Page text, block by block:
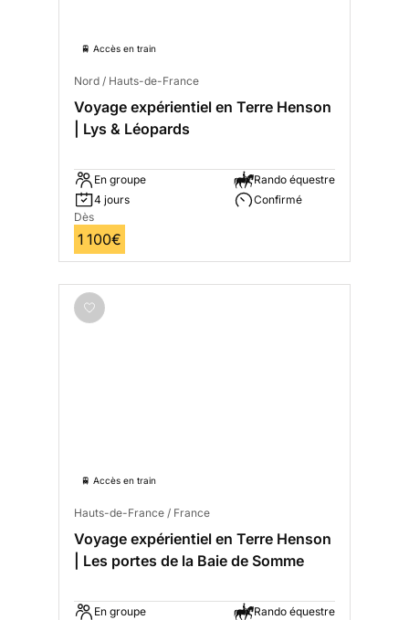
🚆 Accès en train
Nord / Hauts-de-France
Voyage expérientiel en Terre Henson
| Lys & Léopards
En groupe
4 jours
Rando équestre
Confirmé
Dès
1 100€
🚆 Accès en train
Hauts-de-France / France
Voyage expérientiel en Terre Henson
| Les portes de la Baie de Somme
En groupe
Rando équestre